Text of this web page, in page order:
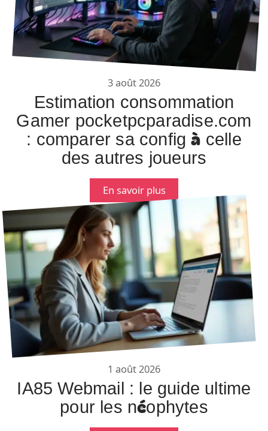
3 août 2026
Estimation consommation
Gamer pocketpcparadise.com
: comparer sa config à celle
des autres joueurs
En savoir plus
1 août 2026
IA85 Webmail : le guide ultime
pour les néophytes